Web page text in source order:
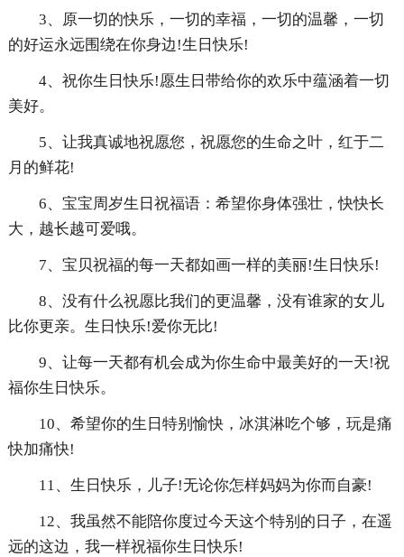
3、原一切的快乐，一切的幸福，一切的温馨，一切
的好运永远围绕在你身边!生日快乐!
4、祝你生日快乐!愿生日带给你的欢乐中蕴涵着一切
美好。
5、让我真诚地祝愿您，祝愿您的生命之叶，红于二
月的鲜花!
6、宝宝周岁生日祝福语：希望你身体强壮，快快长
大，越长越可爱哦。
7、宝贝祝福的每一天都如画一样的美丽!生日快乐!
8、没有什么祝愿比我们的更温馨，没有谁家的女儿
比你更亲。生日快乐!爱你无比!
9、让每一天都有机会成为你生命中最美好的一天!祝
福你生日快乐。
10、希望你的生日特别愉快，冰淇淋吃个够，玩是痛
快加痛快!
11、生日快乐，儿子!无论你怎样妈妈为你而自豪!
12、我虽然不能陪你度过今天这个特别的日子，在遥
远的这边，我一样祝福你生日快乐!